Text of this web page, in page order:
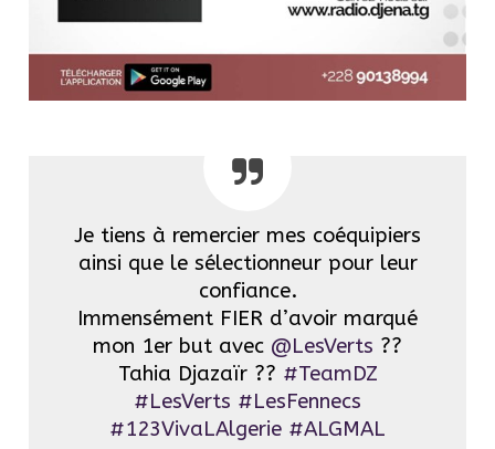
Je tiens à remercier mes coéquipiers
ainsi que le sélectionneur pour leur
confiance.
Immensément FIER d’avoir marqué
mon 1er but avec @LesVerts ??
Tahia Djazaïr ?? #TeamDZ
#LesVerts #LesFennecs
#123VivaLAlgerie #ALGMAL